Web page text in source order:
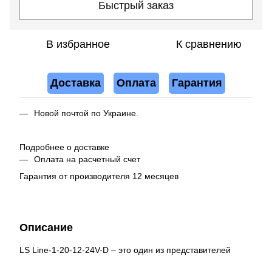
Быстрый заказ
В избранное К сравнению
Доставка Оплата Гарантия
Новой почтой по Украине.
Подробнее о доставке
Оплата на расчетный счет
Гарантия от производителя 12 месяцев
Описание
LS Line-1-20-12-24V-D – это один из представителей